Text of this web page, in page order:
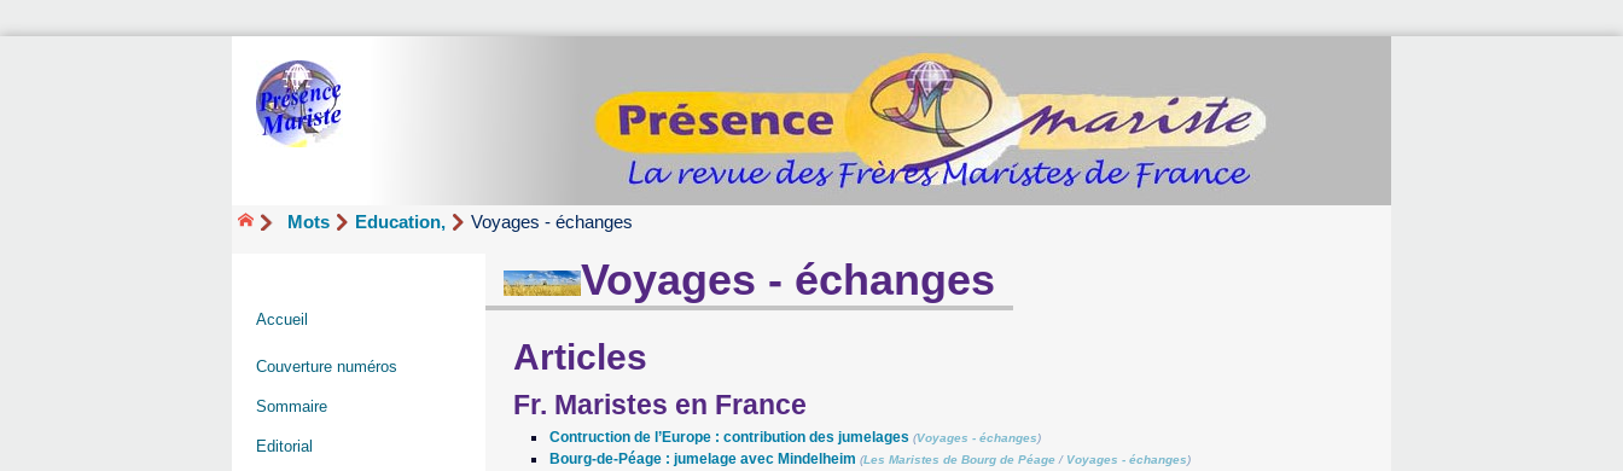
Mots Education, Voyages - échanges
Voyages - échanges
Articles
Fr. Maristes en France
Contruction de l’Europe : contribution des jumelages (Voyages - échanges)
Bourg-de-Péage : jumelage avec Mindelheim (Les Maristes de Bourg de Péage/ Voyages - échanges)
Accueil
Couverture numéros
Sommaire
Editorial